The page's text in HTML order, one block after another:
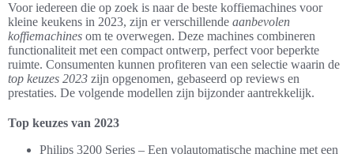
Voor iedereen die op zoek is naar de beste koffiemachines voor
kleine keukens in 2023, zijn er verschillende aanbevolen
koffiemachines om te overwegen. Deze machines combineren
functionaliteit met een compact ontwerp, perfect voor beperkte
ruimte. Consumenten kunnen profiteren van een selectie waarin de
top keuzes 2023 zijn opgenomen, gebaseerd op reviews en
prestaties. De volgende modellen zijn bijzonder aantrekkelijk.
Top keuzes van 2023
Philips 3200 Series – Een volautomatische machine met een